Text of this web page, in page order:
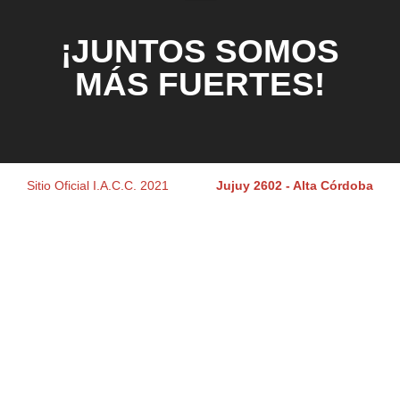
¡JUNTOS SOMOS
MÁS FUERTES!
Sitio Oficial I.A.C.C. 2021 Jujuy 2602 - Alta Córdoba